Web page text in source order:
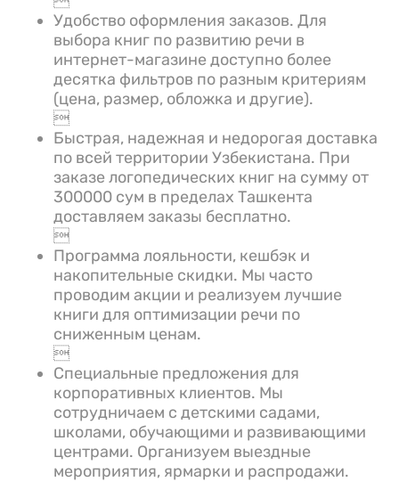
Удобство оформления заказов. Для
выбора книг по развитию речи в
интернет-магазине доступно более
десятка фильтров по разным критериям
(цена, размер, обложка и другие).

Быстрая, надежная и недорогая доставка
по всей территории Узбекистана. При
заказе логопедических книг на сумму от
300000 сум в пределах Ташкента
доставляем заказы бесплатно.

Программа лояльности, кешбэк и
накопительные скидки. Мы часто
проводим акции и реализуем лучшие
книги для оптимизации речи по
сниженным ценам.

Специальные предложения для
корпоративных клиентов. Мы
сотрудничаем с детскими садами,
школами, обучающими и развивающими
центрами. Организуем выездные
мероприятия, ярмарки и распродажи.